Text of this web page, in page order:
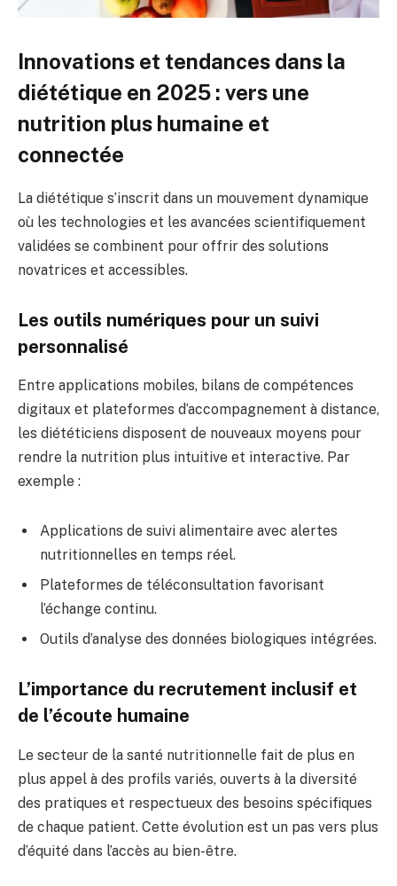
Innovations et tendances dans la
diététique en 2025 : vers une
nutrition plus humaine et
connectée
La diététique s’inscrit dans un mouvement dynamique
où les technologies et les avancées scientifiquement
validées se combinent pour offrir des solutions
novatrices et accessibles.
Les outils numériques pour un suivi
personnalisé
Entre applications mobiles, bilans de compétences
digitaux et plateformes d’accompagnement à distance,
les diététiciens disposent de nouveaux moyens pour
rendre la nutrition plus intuitive et interactive. Par
exemple :
Applications de suivi alimentaire avec alertes
nutritionnelles en temps réel.
Plateformes de téléconsultation favorisant
l’échange continu.
Outils d’analyse des données biologiques intégrées.
L’importance du recrutement inclusif et
de l’écoute humaine
Le secteur de la santé nutritionnelle fait de plus en
plus appel à des profils variés, ouverts à la diversité
des pratiques et respectueux des besoins spécifiques
de chaque patient. Cette évolution est un pas vers plus
d’équité dans l’accès au bien-être.